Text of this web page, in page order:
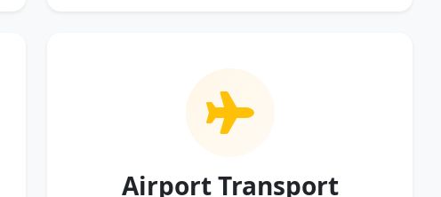
Airport Transport